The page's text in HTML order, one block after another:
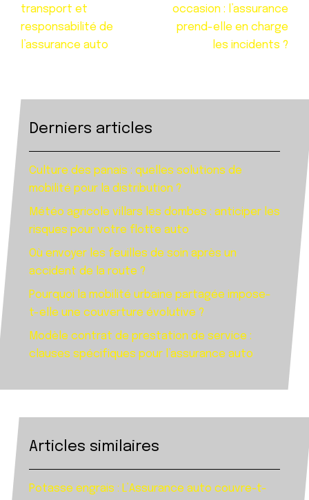
transport et
responsabilité de
l’assurance auto
occasion : l’assurance
prend-elle en charge
les incidents ?
Derniers articles
Culture des panais : quelles solutions de
mobilité pour la distribution ?
Météo agricole villars les dombes : anticiper les
risques pour votre flotte auto
Où envoyer les feuilles de soin après un
accident de la route ?
Pourquoi la mobilité urbaine partagée impose-
t-elle une couverture évolutive ?
Modèle contrat de prestation de service :
clauses spécifiques pour l’assurance auto
Articles similaires
Potasse engrais : L’Assurance auto couvre-t-